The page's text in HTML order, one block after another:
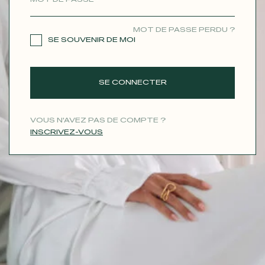
MOT DE PASSE PERDU ?
SE SOUVENIR DE MOI
SE CONNECTER
VOUS N'AVEZ PAS DE COMPTE ?
INSCRIVEZ-VOUS